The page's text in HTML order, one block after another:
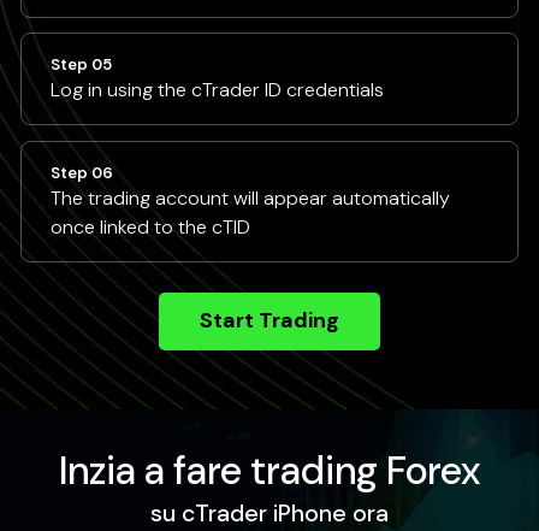
Step 05
Log in using the cTrader ID credentials
Step 06
The trading account will appear automatically
once linked to the cTID
Start Trading
Inzia a fare trading Forex
su cTrader iPhone ora